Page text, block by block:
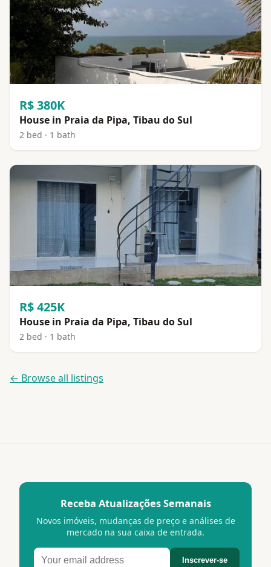
R$ 380K
House in Praia da Pipa, Tibau do Sul
2 bed · 1 bath
R$ 425K
House in Praia da Pipa, Tibau do Sul
2 bed · 1 bath
← Browse all listings
Receba Atualizações Semanais
Novos imóveis, mudanças de preço e análises de
mercado na sua caixa de entrada.
Inscrever-se